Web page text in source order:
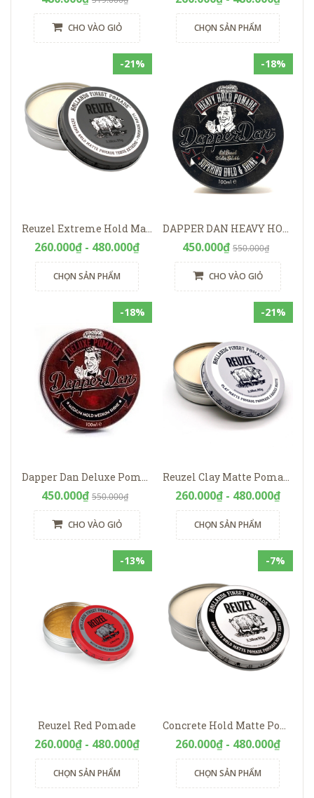
CHO VÀO GIỎ CHỌN SẢN PHẨM
-21%
Reuzel Extreme Hold Matte Pomade
260.000₫ - 480.000₫
CHỌN SẢN PHẨM
-18%
DAPPER DAN HEAVY HOLD POMADE 100ML
450.000₫ 550.000₫
CHO VÀO GIỎ
-18%
Dapper Dan Deluxe Pomade
450.000₫ 550.000₫
CHO VÀO GIỎ
-21%
Reuzel Clay Matte Pomade
260.000₫ - 480.000₫
CHỌN SẢN PHẨM
-13%
Reuzel Red Pomade
260.000₫ - 480.000₫
CHỌN SẢN PHẨM
-7%
Concrete Hold Matte Pomade Reuzel
260.000₫ - 480.000₫
CHỌN SẢN PHẨM